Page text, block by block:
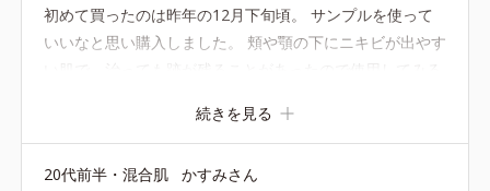
初めて買ったのは昨年の12月下旬頃。 サンプルを使って
いいなと思い購入しました。 頬や顎の下にニキビが出やす
もいいかなと言う感じです。ニキビ跡が気になる所に塗っ
ていました。ニキビ跡自体は速攻性はないですが約2ヶ月
ほど使った今、全体的に見てケアされたのかも！という感
続きを見る
20代前半・混合肌 かすみさん